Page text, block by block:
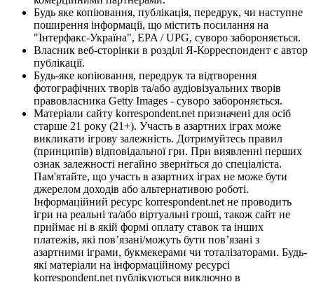
Будь яке копіювання, публікація, передрук, чи наступне
поширення інформації, що містить посилання на
"Інтерфакс-Україна", EPA / UPG, суворо забороняється.
Власник веб-сторінки в розділі Я-Корреспондент є автор
публікації.
Будь-яке копіювання, передрук та відтворення
фотографічних творів та/або аудіовізуальних творів
правовласника Getty Images - суворо забороняється.
Матеріали сайту korrespondent.net призначені для осіб
старше 21 року (21+). Участь в азартних іграх може
викликати ігрову залежність. Дотримуйтесь правил
(принципів) відповідальної гри. При виявленні перших
ознак залежності негайно зверніться до спеціаліста.
Пам'ятайте, що участь в азартних іграх не може бути
джерелом доходів або альтернативою роботі.
Інформаційний ресурс korrespondent.net не проводить
ігри на реальні та/або віртуальні гроші, також сайт не
приймає ні в якій формі оплату ставок та інших
платежів, які пов’язані/можуть бути пов’язані з
азартними іграми, букмекерами чи тоталізаторами. Будь-
які матеріали на інформаційному ресурсі
korrespondent.net публікуються виключно в